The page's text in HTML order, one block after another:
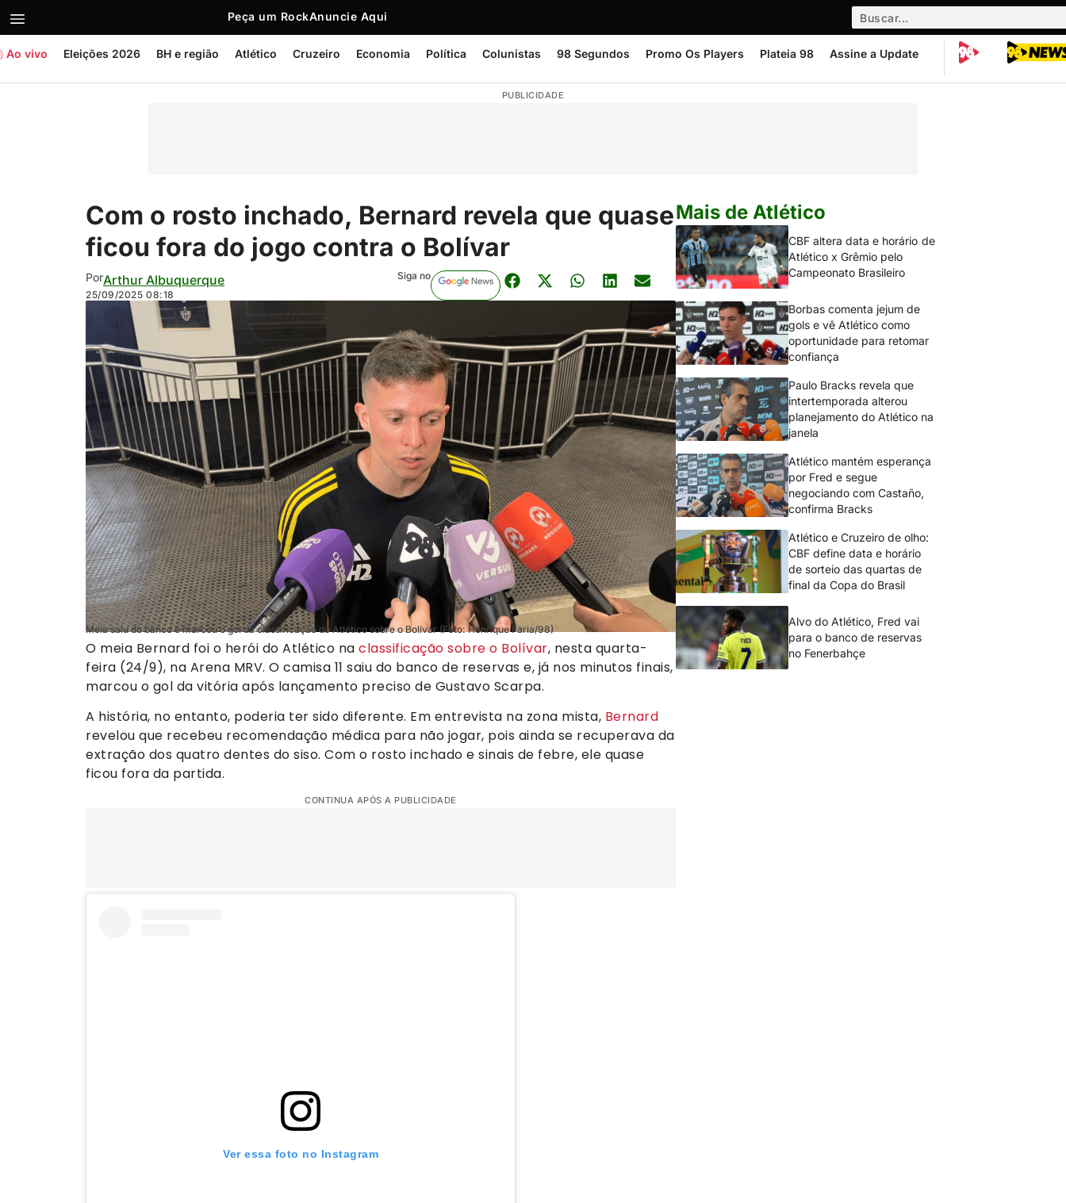
Peça um RockAnuncie Aqui
Ao vivo Eleições 2026 BH e região Atlético Cruzeiro Economia Política Colunistas 98 Segundos Promo Os Players Plateia 98 Assine a Update
PUBLICIDADE
Com o rosto inchado, Bernard revela que quase
ficou fora do jogo contra o Bolívar
PorArthur Albuquerque
25/09/2025 08:18
Siga no
Meia saiu do banco e marcou o gol da classificação do Atlético sobre o Bolívar (Foto: Henrique Faria/98)
O meia Bernard foi o herói do Atlético na classificação sobre o Bolívar, nesta quarta-
feira (24/9), na Arena MRV. O camisa 11 saiu do banco de reservas e, já nos minutos finais,
marcou o gol da vitória após lançamento preciso de Gustavo Scarpa.
A história, no entanto, poderia ter sido diferente. Em entrevista na zona mista, Bernard
revelou que recebeu recomendação médica para não jogar, pois ainda se recuperava da
extração dos quatro dentes do siso. Com o rosto inchado e sinais de febre, ele quase
ficou fora da partida.
CONTINUA APÓS A PUBLICIDADE
Ver essa foto no Instagram
Mais de Atlético
CBF altera data e horário de
Atlético x Grêmio pelo
Campeonato Brasileiro
Borbas comenta jejum de
gols e vê Atlético como
oportunidade para retomar
confiança
Paulo Bracks revela que
intertemporada alterou
planejamento do Atlético na
janela
Atlético mantém esperança
por Fred e segue
negociando com Castaño,
confirma Bracks
Atlético e Cruzeiro de olho:
CBF define data e horário
de sorteio das quartas de
final da Copa do Brasil
Alvo do Atlético, Fred vai
para o banco de reservas
no Fenerbahçe